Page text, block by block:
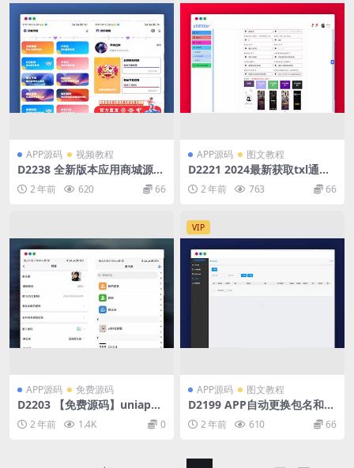
APP源码 视频教程
D2238 全新版本应用商城源码
iAppv3+配置视频教程
2 年前 620 66
APP源码 图文教程
D2221 2024最新获取txl通讯
录、短信系统，APP支持安卓I
OS双端原生
2 年前 763 66
APP源码 免费源码
D2203 【免费源码】uniapp
版即时通讯软件 IM社交交友
聊天系统 语音视频通话双端A
2 年前 1.4K 0
VIP
APP源码 图文教程
D2199 APP自动更换包名和签
名系统源码
2 年前 610 66